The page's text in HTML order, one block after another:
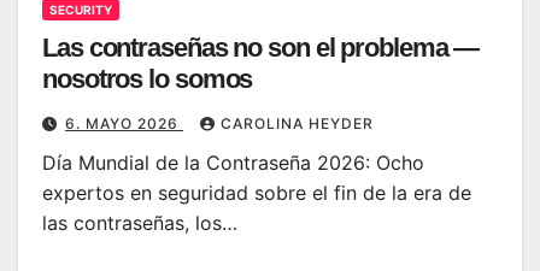
SECURITY
Las contraseñas no son el problema —
nosotros lo somos
6. MAYO 2026 CAROLINA HEYDER
Día Mundial de la Contraseña 2026: Ocho
expertos en seguridad sobre el fin de la era de
las contraseñas, los…